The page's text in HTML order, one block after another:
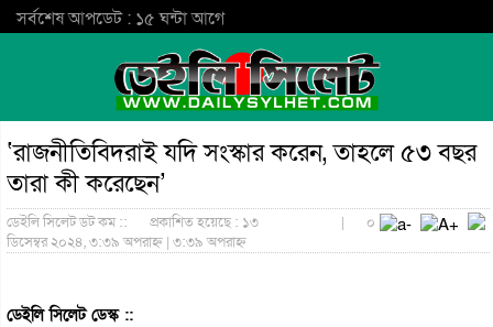
সর্বশেষ আপডেট : ১৫ ঘন্টা আগে
‘রাজনীতিবিদরাই যদি সংস্কার করেন, তাহলে ৫৩ বছর
তারা কী করেছেন’
ডেইলি সিলেট ডট কম ::
প্রকাশিত হয়েছে : ১৩
ডিসেম্বর ২০২৪, ৩:৩৯ অপরাহ্ন | ৩:৩৯ অপরাহ্ন
| ০
ডেইলি সিলেট ডেস্ক ::